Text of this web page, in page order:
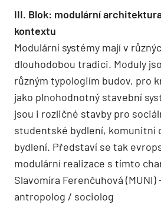
III. Blok: modulární
kontextu
Modulární systémy mají v
dlouhodobou tradici. Moduly
různým typologiím budov, pro
jako plnohodnotný stavební
jsou i rozličné stavby pro
studentské bydlení, komunitní
bydlení. Představí se tak
modulární realizace s tímto
Slavomíra Ferenčuhová (MUNI)
antropolog / sociolog